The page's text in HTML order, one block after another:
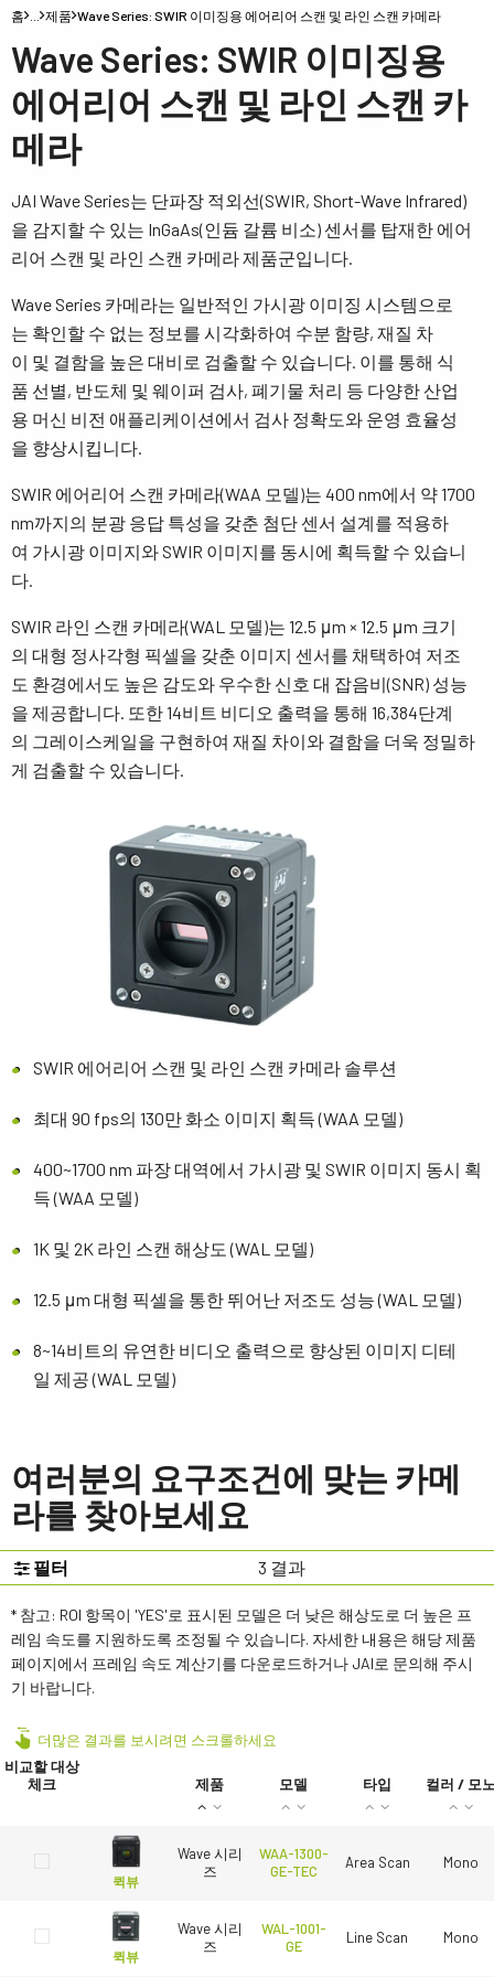
홈 제품 Wave Series: SWIR 이미징용 에어리어 스캔 및 라인 스캔 카메라
Wave Series: SWIR 이미징용
에어리어 스캔 및 라인 스캔 카
메라
JAI Wave Series는 단파장 적외선(SWIR, Short-Wave Infrared)
을 감지할 수 있는 InGaAs(인듐 갈륨 비소) 센서를 탑재한 에어
리어 스캔 및 라인 스캔 카메라 제품군입니다.
Wave Series 카메라는 일반적인 가시광 이미징 시스템으로
는 확인할 수 없는 정보를 시각화하여 수분 함량, 재질 차
이 및 결함을 높은 대비로 검출할 수 있습니다. 이를 통해 식
품 선별, 반도체 및 웨이퍼 검사, 폐기물 처리 등 다양한 산업
용 머신 비전 애플리케이션에서 검사 정확도와 운영 효율성
을 향상시킵니다.
SWIR 에어리어 스캔 카메라(WAA 모델)는 400 nm에서 약 1700
nm까지의 분광 응답 특성을 갖춘 첨단 센서 설계를 적용하
여 가시광 이미지와 SWIR 이미지를 동시에 획득할 수 있습니
다.
SWIR 라인 스캔 카메라(WAL 모델)는 12.5 μm × 12.5 μm 크기
의 대형 정사각형 픽셀을 갖춘 이미지 센서를 채택하여 저조
도 환경에서도 높은 감도와 우수한 신호 대 잡음비(SNR) 성능
을 제공합니다. 또한 14비트 비디오 출력을 통해 16,384단계
의 그레이스케일을 구현하여 재질 차이와 결함을 더욱 정밀하
게 검출할 수 있습니다.
SWIR 에어리어 스캔 및 라인 스캔 카메라 솔루션
최대 90 fps의 130만 화소 이미지 획득 (WAA 모델)
400~1700 nm 파장 대역에서 가시광 및 SWIR 이미지 동시 획
득 (WAA 모델)
1K 및 2K 라인 스캔 해상도 (WAL 모델)
12.5 μm 대형 픽셀을 통한 뛰어난 저조도 성능 (WAL 모델)
8~14비트의 유연한 비디오 출력으로 향상된 이미지 디테
일 제공 (WAL 모델)
여러분의 요구조건에 맞는 카메
라를 찾아보세요
필터 3 결과
* 참고: ROI 항목이 'YES'로 표시된 모델은 더 낮은 해상도로 더 높은 프
레임 속도를 지원하도록 조정될 수 있습니다. 자세한 내용은 해당 제품
페이지에서 프레임 속도 계산기를 다운로드하거나 JAI로 문의해 주시
기 바랍니다.
더많은 결과를 보시려면 스크롤하세요
비교할 대상
체크
제품 모델 타입 컬러 / 모
퀵뷰
Wave 시리
즈
WAA-1300-
GE-TEC
Area Scan Mono
퀵뷰
Wave 시리
즈
WAL-1001-
GE
Line Scan Mono